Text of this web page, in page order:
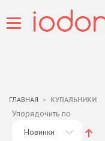
ГЛАВНАЯ КУПАЛЬНИКИ
Упорядочить по
Новинки